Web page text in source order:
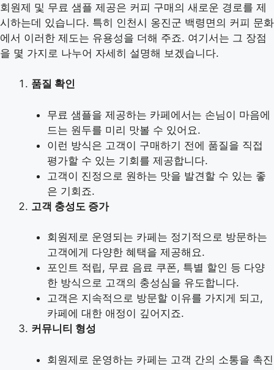
회원제 및 무료 샘플 제공은 커피 구매의 새로운 경로를 제
시하는데 있습니다. 특히 인천시 옹진군 백령면의 커피 문화
에서 이러한 제도는 유용성을 더해 주죠. 여기서는 그 장점
을 몇 가지로 나누어 자세히 설명해 보겠습니다.
품질 확인
무료 샘플을 제공하는 카페에서는 손님이 마음에
드는 원두를 미리 맛볼 수 있어요.
이런 방식은 고객이 구매하기 전에 품질을 직접
평가할 수 있는 기회를 제공합니다.
고객이 진정으로 원하는 맛을 발견할 수 있는 좋
은 기회죠.
고객 충성도 증가
회원제로 운영되는 카페는 정기적으로 방문하는
고객에게 다양한 혜택을 제공해요.
포인트 적립, 무료 음료 쿠폰, 특별 할인 등 다양
한 방식으로 고객의 충성심을 유도합니다.
고객은 지속적으로 방문할 이유를 가지게 되고,
카페에 대한 애정이 깊어지죠.
커뮤니티 형성
회원제로 운영하는 카페는 고객 간의 소통을 촉진